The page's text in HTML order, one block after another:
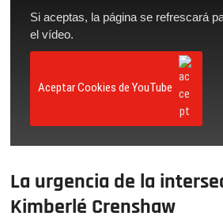
Si aceptas, la página se refrescará
el vídeo.
Aceptar Cookies de YouTube
La urgencia de la
Kimberlé Crenshaw